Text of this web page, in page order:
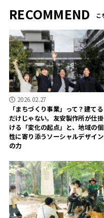
RECOMMEND
2026.02.27
「まちづくり事業」って？建てる
だけじゃない。友安製作所が仕掛
ける「変化の起点」と、地域の個
性に寄り添うソーシャルデザイン
の力